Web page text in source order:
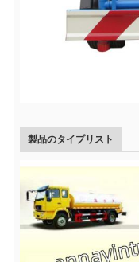
製品のタイプリスト